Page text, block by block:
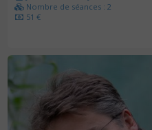
Nombre de séances : 2
51 €